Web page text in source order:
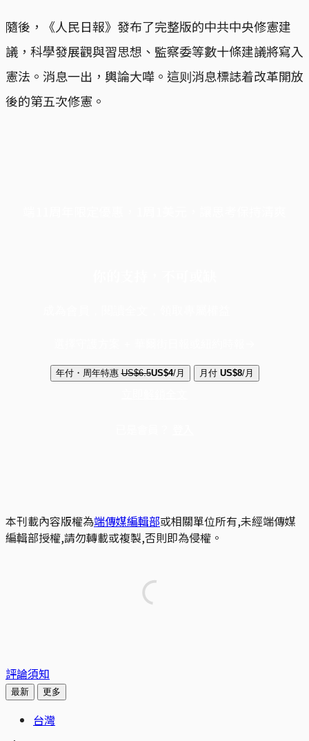
隨後，《人民日報》發布了完整版的中共中央修憲建
議，科學發展觀與習思想、監察委等數十條建議將寫入
憲法。消息一出，輿論大嘩。這则消息標誌着改革開放
後的第五次修憲。
年付・周年特惠 US$6.5US$4/月 月付 US$8/月
本刊載內容版權為端傳媒編輯部或相關單位所有,未經端傳媒
編輯部授權,請勿轉載或複製,否則即為侵權。
評論須知
最新 更多
台灣